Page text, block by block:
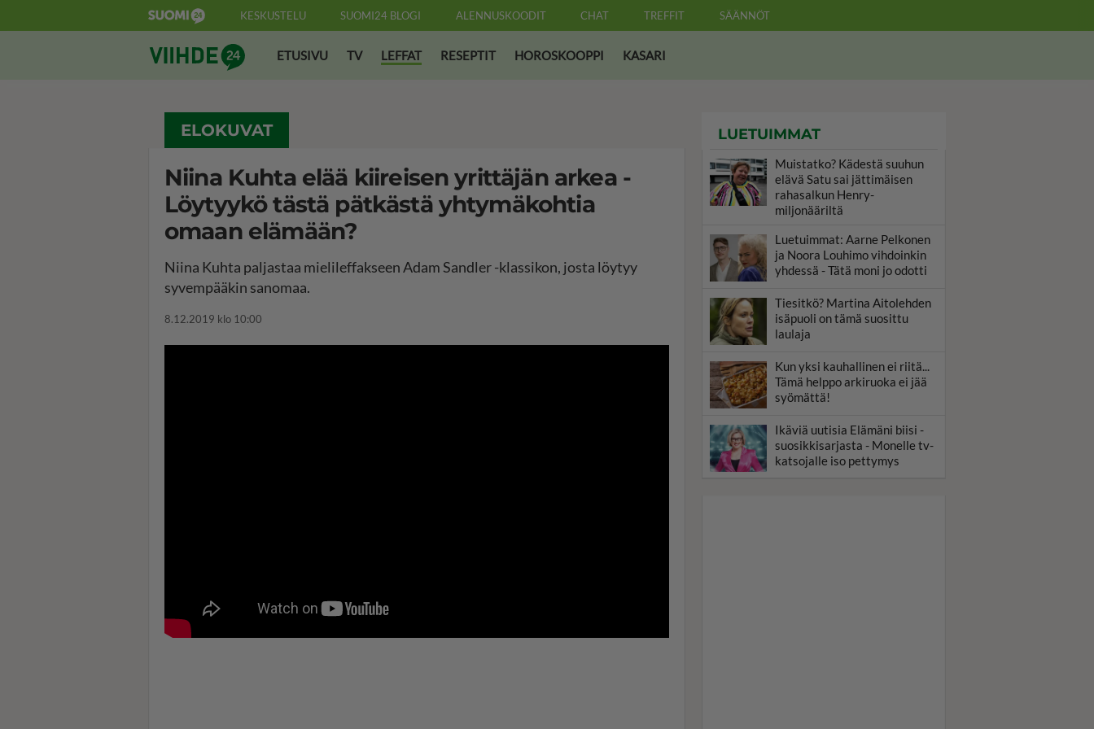
KESKUSTELU SUOMI24 BLOGI ALENNUSKOODIT CHAT TREFFIT SÄÄNNÖT
Suomi24 ViihdeETUSIVU TV LEFFAT RESEPTIT HOROSKOOPPI KASARI
ELOKUVAT
Niina Kuhta elää kiireisen yrittäjän arkea -
Löytyykö tästä pätkästä yhtymäkohtia
omaan elämään?
Niina Kuhta paljastaa mielileffakseen Adam Sandler -klassikon, josta löytyy
syvempääkin sanomaa.
8.12.2019 klo 10:00
LUETUIMMAT
Muistatko? Kädestä suuhun
elävä Satu sai jättimäisen
rahasalkun Henry-
miljonääriltä
Luetuimmat: Aarne Pelkonen
ja Noora Louhimo vihdoinkin
yhdessä - Tätä moni jo odotti
Tiesitkö? Martina Aitolehden
isäpuoli on tämä suosittu
laulaja
Kun yksi kauhallinen ei riitä...
Tämä helppo arkiruoka ei jää
syömättä!
Ikäviä uutisia Elämäni biisi -
suosikkisarjasta - Monelle tv-
katsojalle iso pettymys